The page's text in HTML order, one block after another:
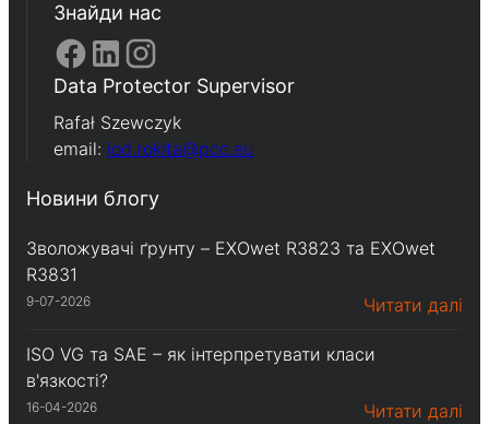
Знайди нас
Data Protector Supervisor
Rafał Szewczyk
email: iod.rokita@pcc.eu
Новини блогу
Зволожувачі ґрунту – EXOwet R3823 та EXOwet
R3831
9-07-2026 Читати далі
ISO VG та SAE – як інтерпретувати класи
в'язкості?
16-04-2026 Читати далі